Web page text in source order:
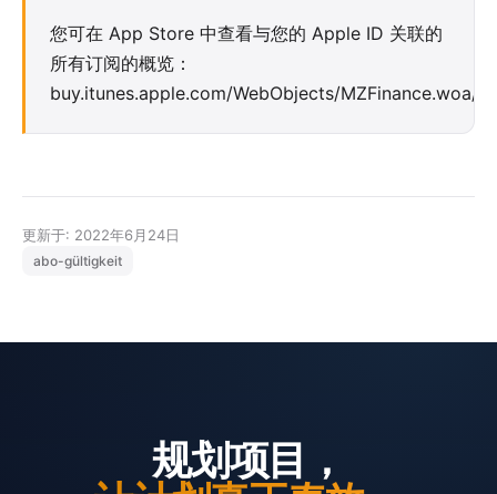
您可在 App Store 中查看与您的 Apple ID 关联的
所有订阅的概览：
buy.itunes.apple.com/WebObjects/MZFinance.woa/
更新于: 2022年6月24日
abo-gültigkeit
规划项目，